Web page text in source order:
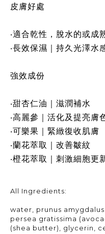
皮膚好處​
‧適合乾性，脫水的或成
‧長效保濕｜持久光澤水
強效成份​
‧甜杏仁油｜滋潤補水​
‧高麗參｜活化及提亮膚
‧可樂果｜緊緻復收肌膚​
‧蘭花萃取｜改善皺紋​
‧橙花萃取｜刺激細胞更
All Ingredients:
water, prunus
persea gratissima
(shea butter), glycerin,